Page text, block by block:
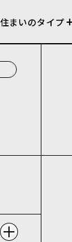
住まいのタイプ
建売住宅